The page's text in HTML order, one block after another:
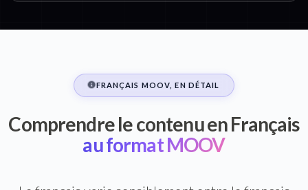
FRANÇAIS MOOV, EN DÉTAIL
Comprendre le contenu en Français
au format MOOV